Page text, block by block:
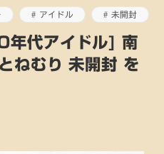
アイドル 未開封
年代アイドル] 南
ねむり 未開封 を